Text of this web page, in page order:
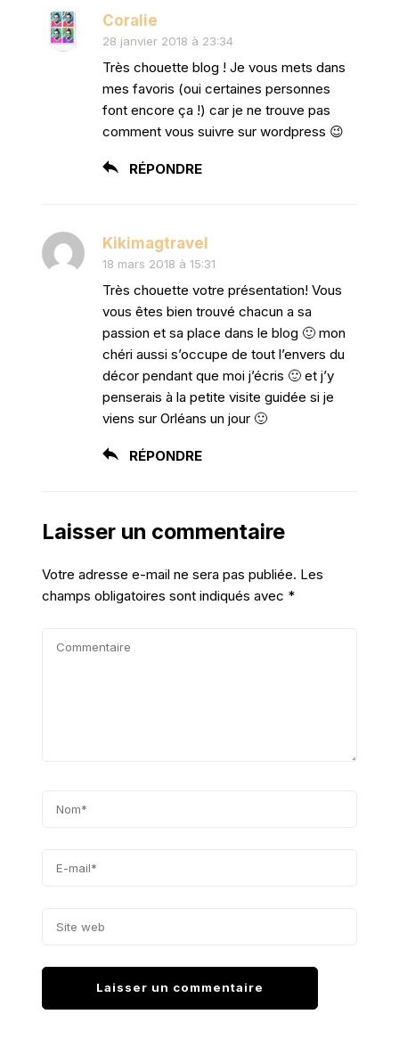
Coralie
28 janvier 2018 à 23:34
Très chouette blog ! Je vous mets dans
mes favoris (oui certaines personnes
font encore ça !) car je ne trouve pas
comment vous suivre sur wordpress 😉
RÉPONDRE
Kikimagtravel
18 mars 2018 à 15:31
Très chouette votre présentation! Vous
vous êtes bien trouvé chacun a sa
passion et sa place dans le blog 🙂 mon
chéri aussi s’occupe de tout l’envers du
décor pendant que moi j’écris 🙂 et j’y
penserais à la petite visite guidée si je
viens sur Orléans un jour 🙂
RÉPONDRE
Laisser un commentaire
Votre adresse e-mail ne sera pas publiée. Les
champs obligatoires sont indiqués avec *